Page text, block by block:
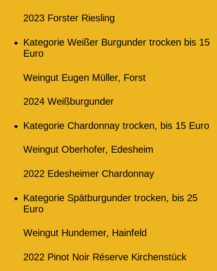
2023 Forster Riesling
Kategorie Weißer Burgunder trocken bis 15
Euro
Weingut Eugen Müller, Forst
2024 Weißburgunder
Kategorie Chardonnay trocken, bis 15 Euro
Weingut Oberhofer, Edesheim
2022 Edesheimer Chardonnay
Kategorie Spätburgunder trocken, bis 25
Euro
Weingut Hundemer, Hainfeld
2022 Pinot Noir Réserve Kirchenstück